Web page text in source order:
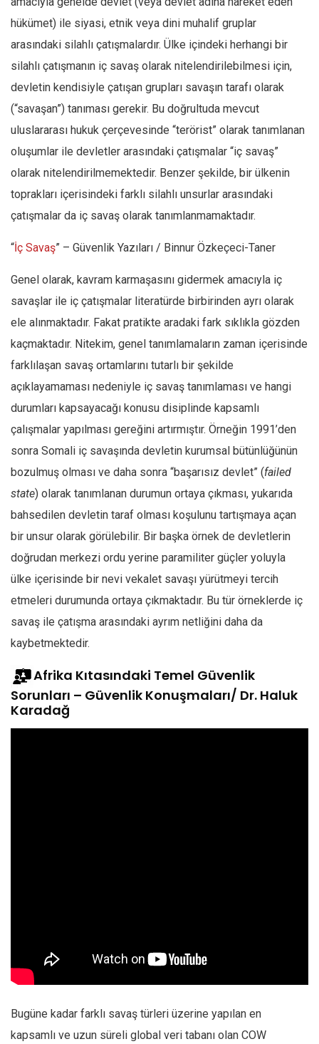
hükümet) ile siyasi, etnik veya dini muhalif gruplar
arasındaki silahlı çatışmalardır. Ülke içindeki herhangi bir
silahlı çatışmanın iç savaş olarak nitelendirilebilmesi için,
devletin kendisiyle çatışan grupları savaşın tarafı olarak
(“savaşan”) tanıması gerekir. Bu doğrultuda mevcut
uluslararası hukuk çerçevesinde “terörist” olarak tanımlanan
oluşumlar ile devletler arasındaki çatışmalar “iç savaş”
olarak nitelendirilmemektedir. Benzer şekilde, bir ülkenin
toprakları içerisindeki farklı silahlı unsurlar arasındaki
çatışmalar da iç savaş olarak tanımlanmamaktadır.
“İç Savaş” – Güvenlik Yazıları / Binnur Özkeçeci-Taner
Genel olarak, kavram karmaşasını gidermek amacıyla iç
savaşlar ile iç çatışmalar literatürde birbirinden ayrı olarak
ele alınmaktadır. Fakat pratikte aradaki fark sıklıkla gözden
kaçmaktadır. Nitekim, genel tanımlamaların zaman içerisinde
farklılaşan savaş ortamlarını tutarlı bir şekilde
açıklayamaması nedeniyle iç savaş tanımlaması ve hangi
durumları kapsayacağı konusu disiplinde kapsamlı
çalışmalar yapılması gereğini artırmıştır. Örneğin 1991’den
sonra Somali iç savaşında devletin kurumsal bütünlüğünün
bozulmuş olması ve daha sonra “başarısız devlet” (failed
state) olarak tanımlanan durumun ortaya çıkması, yukarıda
bahsedilen devletin taraf olması koşulunu tartışmaya açan
bir unsur olarak görülebilir. Bir başka örnek de devletlerin
doğrudan merkezi ordu yerine paramiliter güçler yoluyla
ülke içerisinde bir nevi vekalet savaşı yürütmeyi tercih
etmeleri durumunda ortaya çıkmaktadır. Bu tür örneklerde iç
savaş ile çatışma arasındaki ayrım netliğini daha da
kaybetmektedir.
Afrika Kıtasındaki Temel Güvenlik
Sorunları – Güvenlik Konuşmaları/ Dr. Haluk
Karadağ
Bugüne kadar farklı savaş türleri üzerine yapılan en
kapsamlı ve uzun süreli global veri tabanı olan COW